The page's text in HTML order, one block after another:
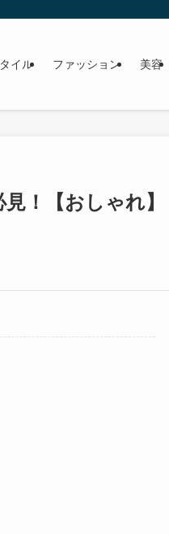
イル ファッション 美容
！【おしゃれ】